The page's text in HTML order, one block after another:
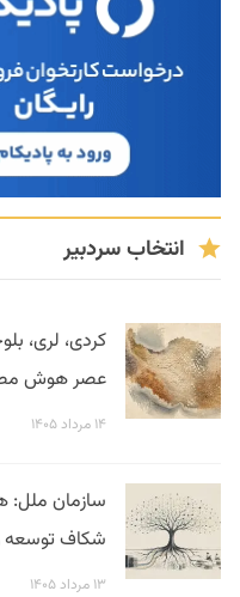
انتخاب سردبیر
کردی، لری،
عصر هوش
۱۴ مرداد ۱۴۰۵
سازمان
شکاف توسعه
۱۳ مرداد ۱۴۰۵